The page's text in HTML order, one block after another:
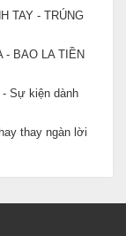
TAY - TRÚNG
- BAO LA TIỀN
- Sự kiện dành
thay ngàn lời